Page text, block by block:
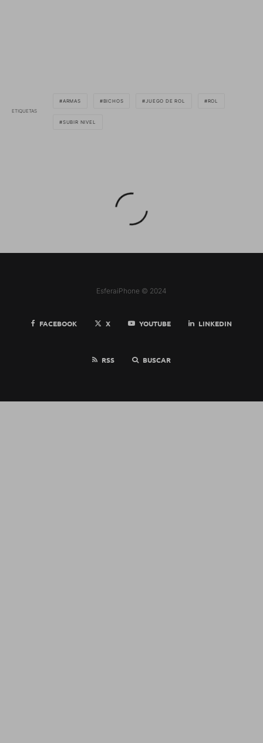
ETIQUETAS
ARMAS BICHOS JUEGO DE ROL ROL
SUBIR NIVEL
EsferaiPhone © 2024
FACEBOOK X YOUTUBE LINKEDIN
RSS BUSCAR